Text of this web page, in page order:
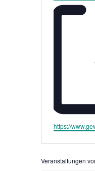
Webseite
https://
Veranstaltungen